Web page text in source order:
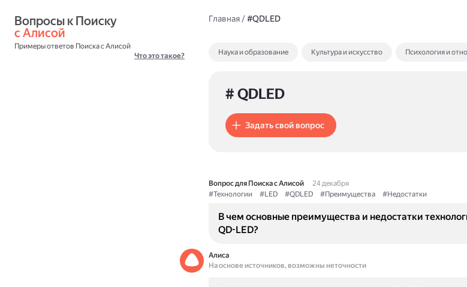
с Алисой
Примеры ответов Поиска с Алисой
Что это такое?
Главная/#QDLED
Наука и образование Культура и искусство Психология и
# QDLED
Задать свой вопрос
Вопрос для Поиска с Алисой
24 декабря
#Технологии
#LED #QDLED #Преимущества #Недостатки
В чем основные преимущества и недостатки
QD-LED?
Алиса
На основе источников, возможны неточности